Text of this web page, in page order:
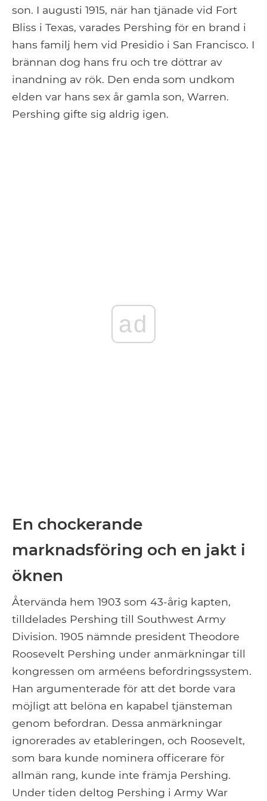
son. I augusti 1915, när han tjänade vid Fort
Bliss i Texas, varades Pershing för en brand i
hans familj hem vid Presidio i San Francisco. I
brännan dog hans fru och tre döttrar av
inandning av rök. Den enda som undkom
elden var hans sex år gamla son, Warren.
Pershing gifte sig aldrig igen.
ad
En chockerande
marknadsföring och en jakt i
öknen
Återvända hem 1903 som 43-årig kapten,
tilldelades Pershing till Southwest Army
Division. 1905 nämnde president Theodore
Roosevelt Pershing under anmärkningar till
kongressen om arméens befordringssystem.
Han argumenterade för att det borde vara
möjligt att belöna en kapabel tjänsteman
genom befordran. Dessa anmärkningar
ignorerades av etableringen, och Roosevelt,
som bara kunde nominera officerare för
allmän rang, kunde inte främja Pershing.
Under tiden deltog Pershing i Army War